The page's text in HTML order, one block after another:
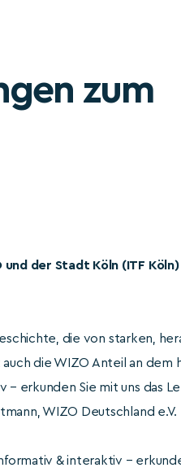
zum
der Stadt Köln (ITF Köln)
die von starken,
die WIZO Anteil an dem
erkunden Sie mit uns das
WIZO Deutschland e.V.
& interaktiv –